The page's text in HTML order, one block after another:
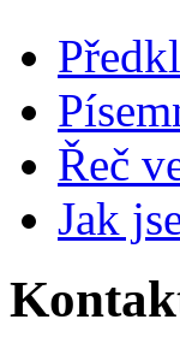
Řeč
Jak